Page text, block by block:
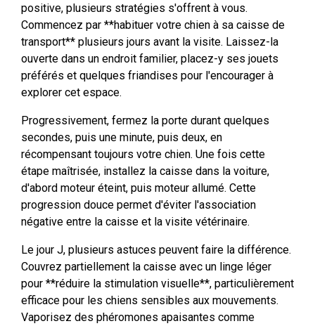
positive, plusieurs stratégies s'offrent à vous.
Commencez par **habituer votre chien à sa caisse de
transport** plusieurs jours avant la visite. Laissez-la
ouverte dans un endroit familier, placez-y ses jouets
préférés et quelques friandises pour l'encourager à
explorer cet espace.
Progressivement, fermez la porte durant quelques
secondes, puis une minute, puis deux, en
récompensant toujours votre chien. Une fois cette
étape maîtrisée, installez la caisse dans la voiture,
d'abord moteur éteint, puis moteur allumé. Cette
progression douce permet d'éviter l'association
négative entre la caisse et la visite vétérinaire.
Le jour J, plusieurs astuces peuvent faire la différence.
Couvrez partiellement la caisse avec un linge léger
pour **réduire la stimulation visuelle**, particulièrement
efficace pour les chiens sensibles aux mouvements.
Vaporisez des phéromones apaisantes comme